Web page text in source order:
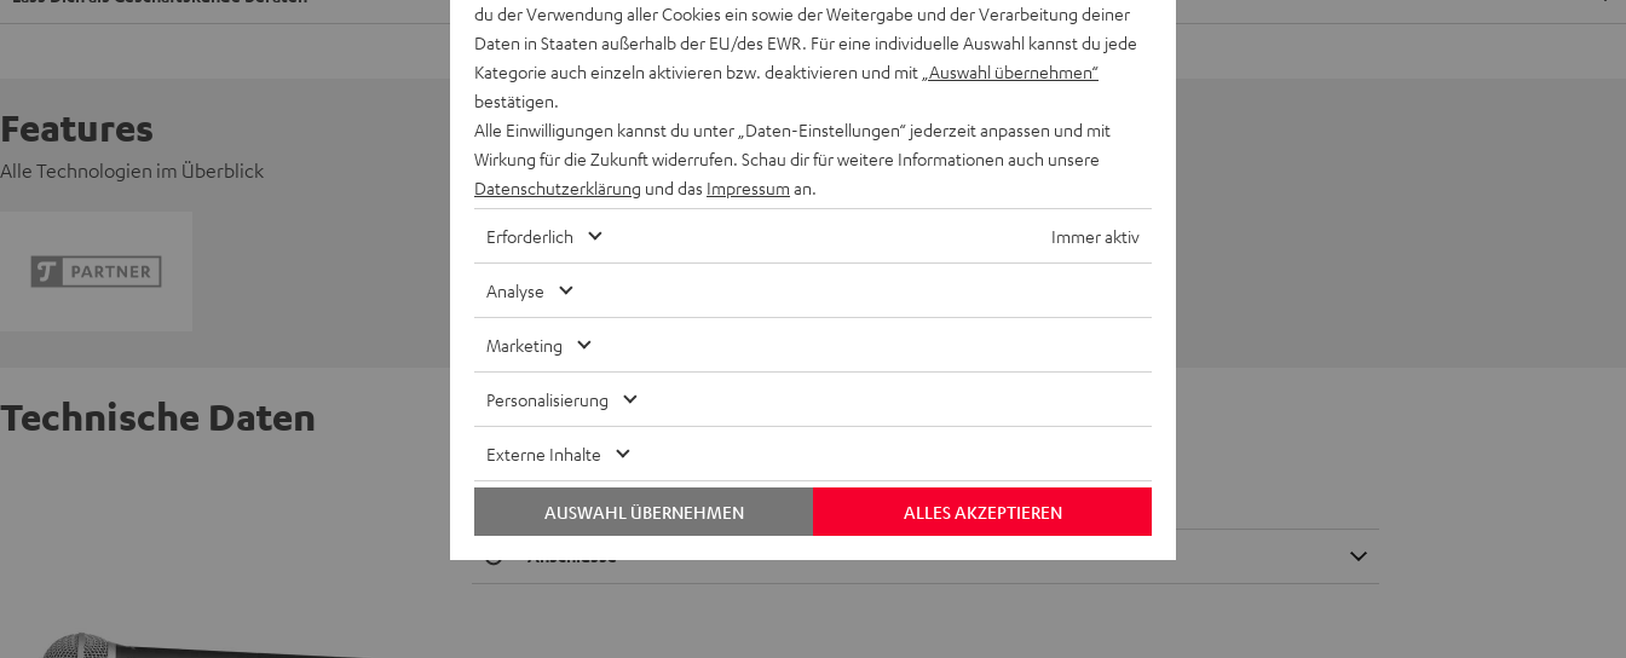
Features
Alle Technologien im Überblick
Technische Daten
Shure BLX24/PG58-S8
Anschlüsse
du der Verwendung aller Cookies ein sowie der Weitergabe und der Verarbeitung deiner
Daten in Staaten außerhalb der EU/des EWR. Für eine individuelle Auswahl kannst du jede
Kategorie auch einzeln aktivieren bzw. deaktivieren und mit „Auswahl übernehmen“
bestätigen.
Alle Einwilligungen kannst du unter „Daten-Einstellungen“ jederzeit anpassen und mit
Wirkung für die Zukunft widerrufen. Schau dir für weitere Informationen auch unsere
Datenschutzerklärung und das Impressum an.
Erforderlich Immer aktiv
Analyse
Marketing
Personalisierung
Externe Inhalte
ALLES AKZEPTIEREN
AUSWAHL ÜBERNEHMEN